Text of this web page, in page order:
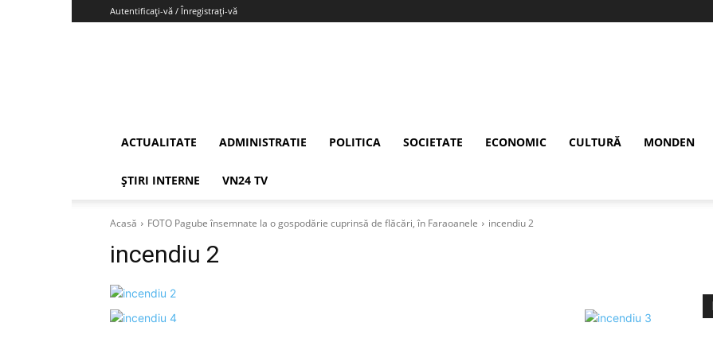
Autentificați-vă / Înregistrați-vă
ACTUALITATE ADMINISTRATIE POLITICA SOCIETATE ECONOMIC CULTURĂ MONDEN
ȘTIRI INTERNE VN24 TV
Acasă FOTO Pagube însemnate la o gospodărie cuprinsă de flăcări, în Faraoanele incendiu 2
incendiu 2